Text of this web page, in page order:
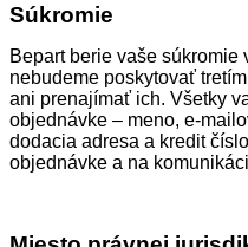
Súkromie
Bepart berie vaše súkromie
nebudeme poskytovať
ani prenajímať ich. Všetky
objednávke – meno, e-
dodacia adresa a kredit
objednávke a na